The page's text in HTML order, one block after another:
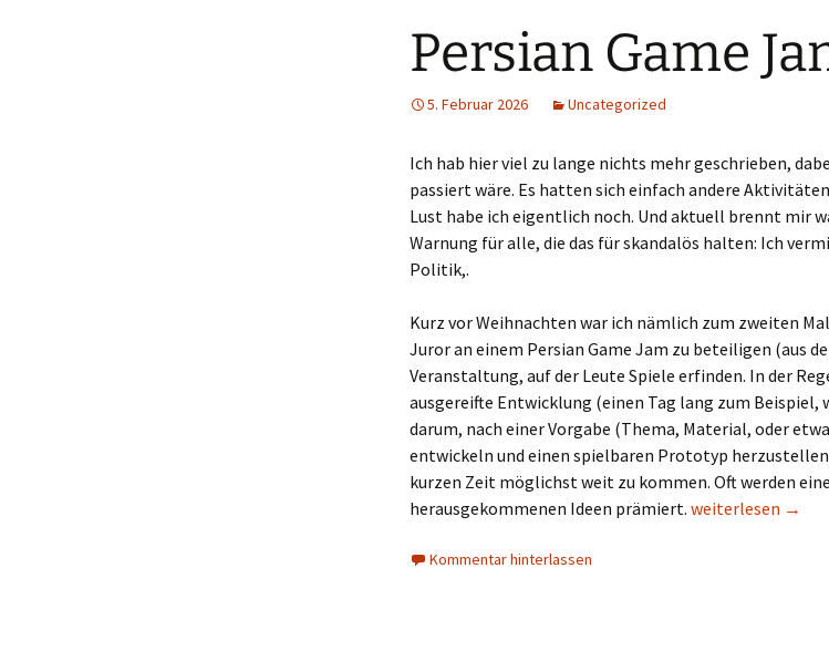
Persian Game
5. Februar 2026 Uncategorized
Ich hab hier viel zu lange nichts mehr geschrieben,
passiert wäre. Es hatten sich einfach andere
Lust habe ich eigentlich noch. Und aktuell brennt mir
Warnung für alle, die das für skandalös halten: Ich
Politik,.
Kurz vor Weihnachten war ich nämlich zum zweiten
Juror an einem Persian Game Jam zu beteiligen (aus
Veranstaltung, auf der Leute Spiele erfinden. In der
ausgereifte Entwicklung (einen Tag lang zum Beispiel,
darum, nach einer Vorgabe (Thema, Material, oder
entwickeln und einen spielbaren Prototyp
kurzen Zeit möglichst weit zu kommen. Oft werden
herausgekommenen Ideen prämiert. Persian Game Jam
weiterlesen →
Kommentar hinterlassen